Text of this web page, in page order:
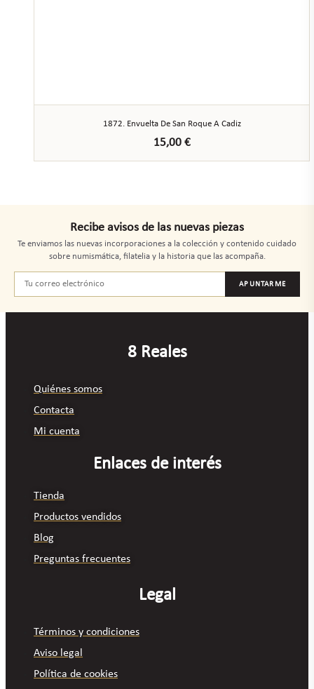
1872. Envuelta De San Roque A Cadiz
15,00 €
Recibe avisos de las nuevas piezas
Te enviamos las nuevas incorporaciones a la colección y contenido cuidado
sobre numismática, filatelia y la historia que las acompaña.
APUNTARME
8 Reales
Quiénes somos
Contacta
Mi cuenta
Enlaces de interés
Tienda
Productos vendidos
Blog
Preguntas frecuentes
Legal
Términos y condiciones
Aviso legal
Política de cookies